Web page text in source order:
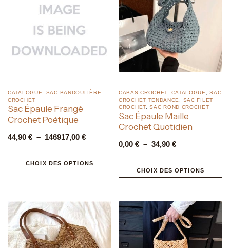
CATALOGUE, SAC BANDOULIÈRE
CROCHET
Sac Épaule Frangé
Crochet Poétique
44,90 € – 146917,00 €
CHOIX DES OPTIONS
CABAS CROCHET, CATALOGUE,SAC
CROCHET TENDANCE, SAC FILET
CROCHET,SAC ROND CROCHET
Sac Épaule Maille
Crochet Quotidien
0,00 € – 34,90 €
CHOIX DES OPTIONS